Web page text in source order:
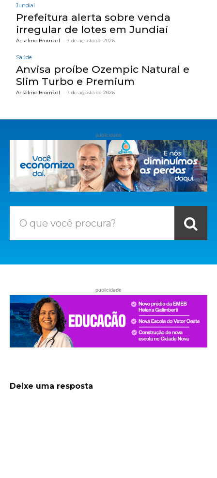
Jundiaí
Prefeitura alerta sobre venda
irregular de lotes em Jundiaí
Anselmo Brombal - 7 de agosto de 2026
Saúde
Anvisa proíbe Ozempic Natural e
Slim Turbo e Premium
Anselmo Brombal - 7 de agosto de 2026
publicidade
O que você procura?
publicidade
Deixe uma resposta